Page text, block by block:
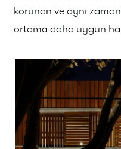
korunan ve aynı
ortama daha uygun